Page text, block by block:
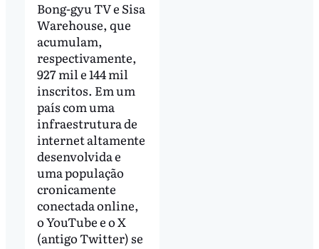
Bong-gyu TV e Sisa
Warehouse, que
acumulam,
respectivamente,
927 mil e 144 mil
inscritos. Em um
país com uma
infraestrutura de
internet altamente
desenvolvida e
uma população
cronicamente
conectada online,
o YouTube e o X
(antigo Twitter) se